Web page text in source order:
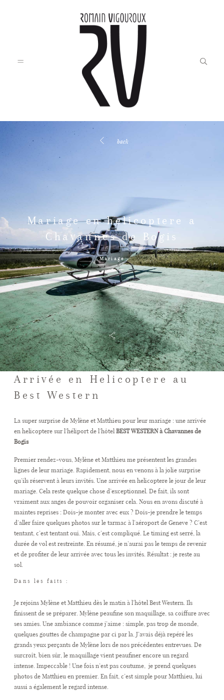
Contact
Galerie
Tarif
Vos Avis
Client
back
Mariage en helicoptere a
Chavannes de Bogis
Mariage
Arrivée en Helicoptere au
Best Western
La super surprise de Mylène et Matthieu pour leur mariage : une arrivée
en helicoptere sur l’héliport de l’hôtelBEST WESTERN à Chavannes de
Bogis
Premier rendez-vous, Mylène et Matthieu me présentent les grandes
lignes de leur mariage. Rapidement, nous en venons à la jolie surprise
qu’ils réservent à leurs invités. Une arrivée en helicoptere le jour de leur
mariage. Cela reste quelque chose d’exceptionnel. De fait, ils sont
vraiment aux anges de pouvoir organiser cela. Nous en avons discuté à
maintes reprises : Dois-je monter avec eux ? Dois-je prendre le temps
d’aller faire quelques photos sur le tarmac à l’aéroport de Geneve ? C’est
tentant, c’est tentant oui. Mais, c’est compliqué. Le timing est serré, la
durée de vol est restreinte. En résumé, je n’aurai pas le temps de revenir
et de profiter de leur arrivée avec tous les invités. Résultat : je reste au
sol.
Dans les faits :
Je rejoins Mylène et Matthieu dès le matin à l’hôtel Best Western. Ils
finissent de se préparer. Mylène peaufine son maquillage, sa coiffure avec
ses amies. Une ambiance comme j’aime : simple, pas trop de monde,
quelques gouttes de champagne par ci par la. J’avais déjà repéré les
grands yeux perçants de Mylène lors de nos précédentes entrevues. De
surcroît, bien sûr, le maquillage vient peaufiner encore un regard
intense. Impeccable ! Une fois n’est pas coutume, je prend quelques
photos de Matthieu en premier. En fait, c’est simple pour Matthieu, lui
aussi a également le regard intense.